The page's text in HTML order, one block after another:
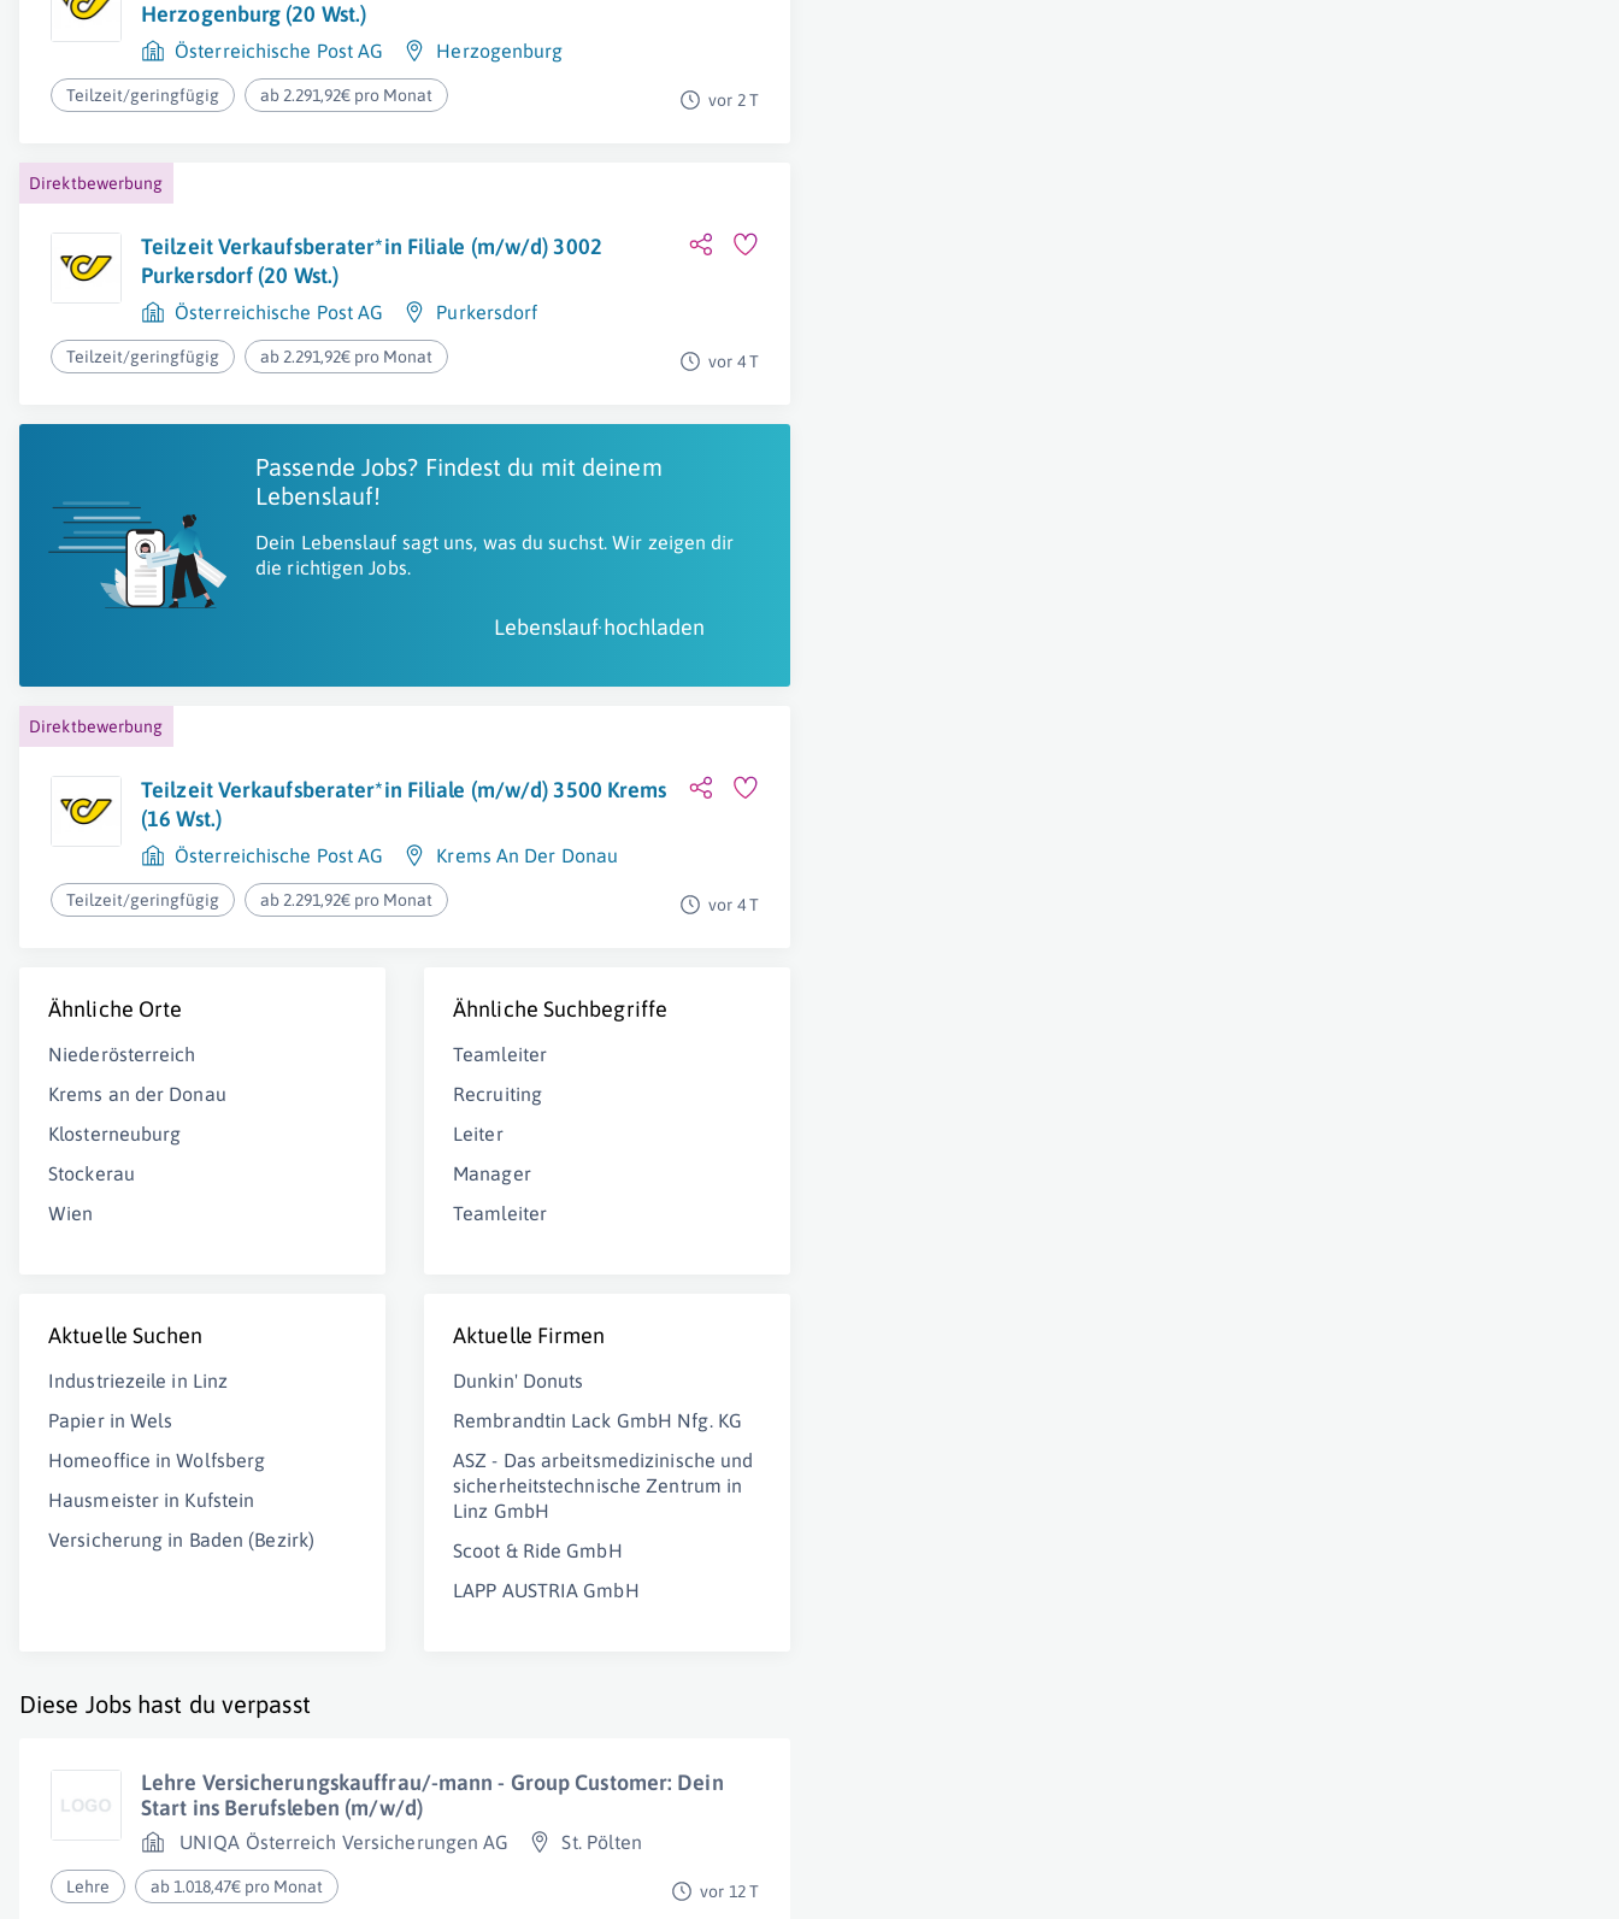
Herzogenburg (20 Wst.)
Österreichische Post AG Herzogenburg
Teilzeit/geringfügig ab 2.291,92€ pro Monat vor 2 T
Direktbewerbung
Teilzeit Verkaufsberater*in Filiale (m/w/d) 3002
Purkersdorf (20 Wst.)
Österreichische Post AG Purkersdorf
Teilzeit/geringfügig ab 2.291,92€ pro Monat vor 4 T
Passende Jobs? Findest du mit deinem
Lebenslauf!
Dein Lebenslauf sagt uns, was du suchst. Wir zeigen dir
die richtigen Jobs.
Lebenslauf hochladen
Direktbewerbung
Teilzeit Verkaufsberater*in Filiale (m/w/d) 3500 Krems
(16 Wst.)
Österreichische Post AG Krems An Der Donau
Teilzeit/geringfügig ab 2.291,92€ pro Monat vor 4 T
Ähnliche Orte
Niederösterreich
Krems an der Donau
Klosterneuburg
Stockerau
Wien
Ähnliche Suchbegriffe
Teamleiter
Recruiting
Leiter
Manager
Teamleiter
Aktuelle Suchen
Industriezeile in Linz
Papier in Wels
Homeoffice in Wolfsberg
Hausmeister in Kufstein
Versicherung in Baden (Bezirk)
Aktuelle Firmen
Dunkin' Donuts
Rembrandtin Lack GmbH Nfg. KG
ASZ - Das arbeitsmedizinische und
sicherheitstechnische Zentrum in
Linz GmbH
Scoot & Ride GmbH
LAPP AUSTRIA GmbH
Diese Jobs hast du verpasst
Lehre Versicherungskauffrau/-mann - Group Customer: Dein
Start ins Berufsleben (m/w/d)
UNIQA Österreich Versicherungen AG St. Pölten
Lehre ab 1.018,47€ pro Monat vor 12 T